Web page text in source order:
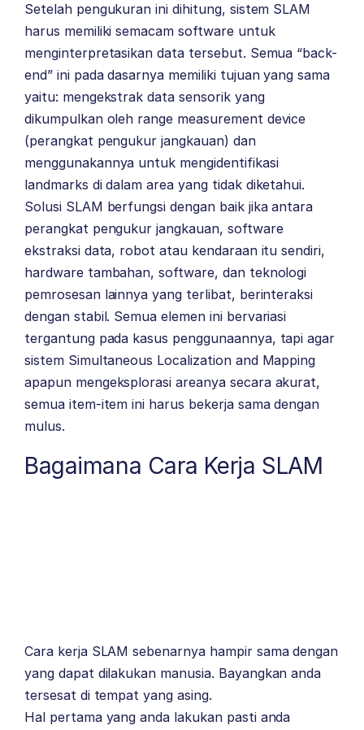
Setelah pengukuran ini dihitung, sistem SLAM
harus memiliki semacam software untuk
menginterpretasikan data tersebut. Semua “back-
end” ini pada dasarnya memiliki tujuan yang sama
yaitu: mengekstrak data sensorik yang
dikumpulkan oleh range measurement device
(perangkat pengukur jangkauan) dan
menggunakannya untuk mengidentifikasi
landmarks di dalam area yang tidak diketahui.
Solusi SLAM berfungsi dengan baik jika antara
perangkat pengukur jangkauan, software
ekstraksi data, robot atau kendaraan itu sendiri,
hardware tambahan, software, dan teknologi
pemrosesan lainnya yang terlibat, berinteraksi
dengan stabil. Semua elemen ini bervariasi
tergantung pada kasus penggunaannya, tapi agar
sistem Simultaneous Localization and Mapping
apapun mengeksplorasi areanya secara akurat,
semua item-item ini harus bekerja sama dengan
mulus.
Bagaimana Cara Kerja SLAM
Cara kerja SLAM sebenarnya hampir sama dengan
yang dapat dilakukan manusia. Bayangkan anda
tersesat di tempat yang asing.
Hal pertama yang anda lakukan pasti anda